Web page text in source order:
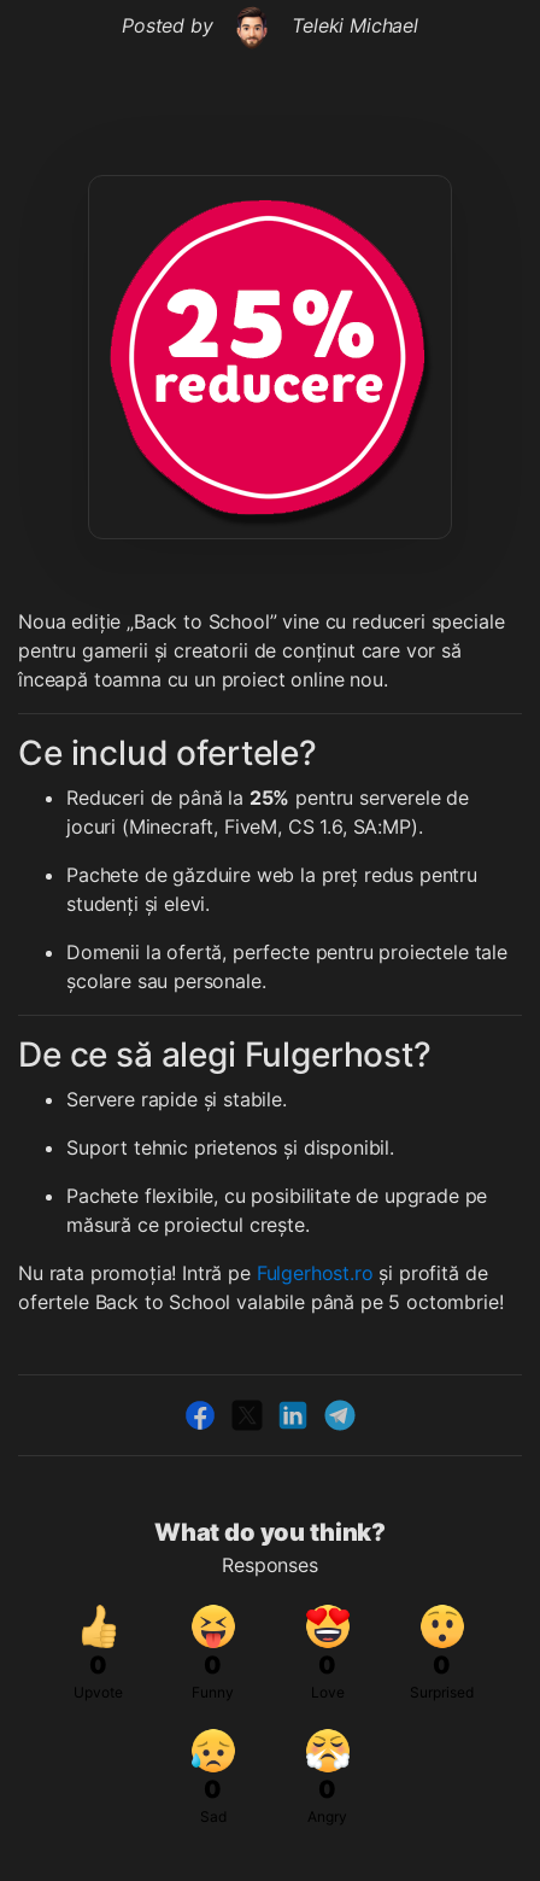
Posted by Teleki Michael
Noua ediție „Back to School” vine cu reduceri speciale
pentru gamerii și creatorii de conținut care vor să
înceapă toamna cu un proiect online nou.
Ce includ ofertele?
Reduceri de până la 25% pentru serverele de
jocuri (Minecraft, FiveM, CS 1.6, SA:MP).
Pachete de găzduire web la preț redus pentru
studenți și elevi.
Domenii la ofertă, perfecte pentru proiectele tale
școlare sau personale.
De ce să alegi Fulgerhost?
Servere rapide și stabile.
Suport tehnic prietenos și disponibil.
Pachete flexibile, cu posibilitate de upgrade pe
măsură ce proiectul crește.
Nu rata promoția! Intră pe Fulgerhost.ro și profită de
ofertele Back to School valabile până pe 5 octombrie!
What do you think?
Responses
0
Upvote
0
Funny
0
Love
0
Surprised
0
Sad
0
Angry